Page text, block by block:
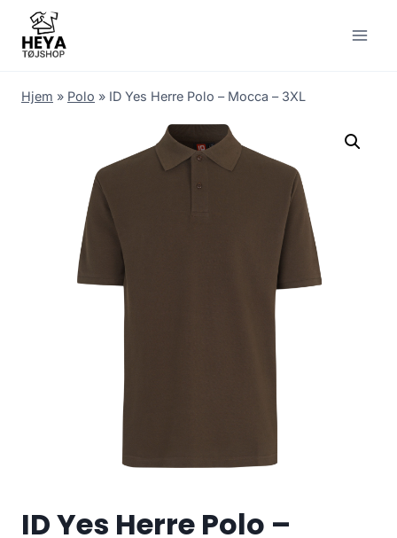
content
Hjem » Polo » ID Yes Herre Polo – Mocca – 3XL
ID Yes Herre Polo –